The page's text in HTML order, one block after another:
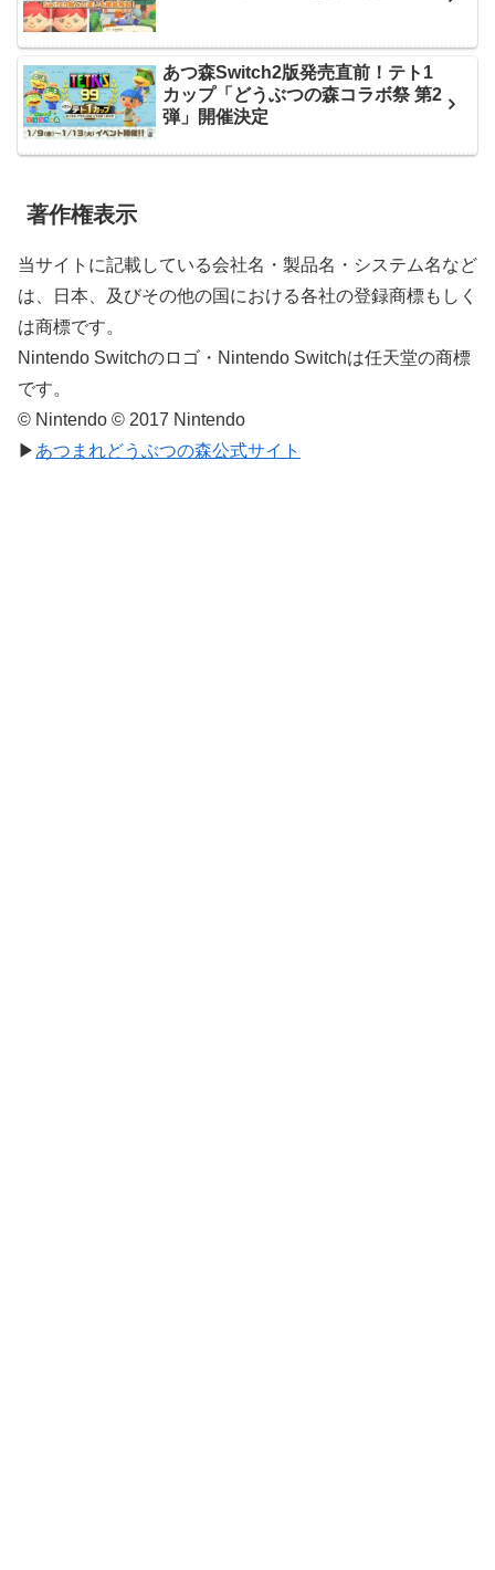
あつ森Switch2版発売直前！テト1
カップ「どうぶつの森コラボ祭 第2
弾」開催決定
著作権表示
当サイトに記載している会社名・製品名・システム名など
は、日本、及びその他の国における各社の登録商標もしく
は商標です。
Nintendo Switchのロゴ・Nintendo Switchは任天堂の商標
です。
© Nintendo © 2017 Nintendo
▶ あつまれどうぶつの森公式サイト